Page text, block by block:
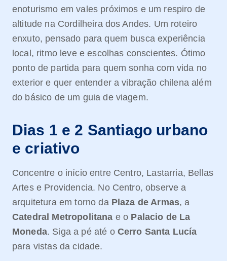
enoturismo em vales próximos e um respiro de
altitude na Cordilheira dos Andes. Um roteiro
enxuto, pensado para quem busca experiência
local, ritmo leve e escolhas conscientes. Ótimo
ponto de partida para quem sonha com vida no
exterior e quer entender a vibração chilena além
do básico de um guia de viagem.
Dias 1 e 2 Santiago urbano
e criativo
Concentre o início entre Centro, Lastarria, Bellas
Artes e Providencia. No Centro, observe a
arquitetura em torno da Plaza de Armas, a
Catedral Metropolitana e o Palacio de La
Moneda. Siga a pé até o Cerro Santa Lucía
para vistas da cidade.